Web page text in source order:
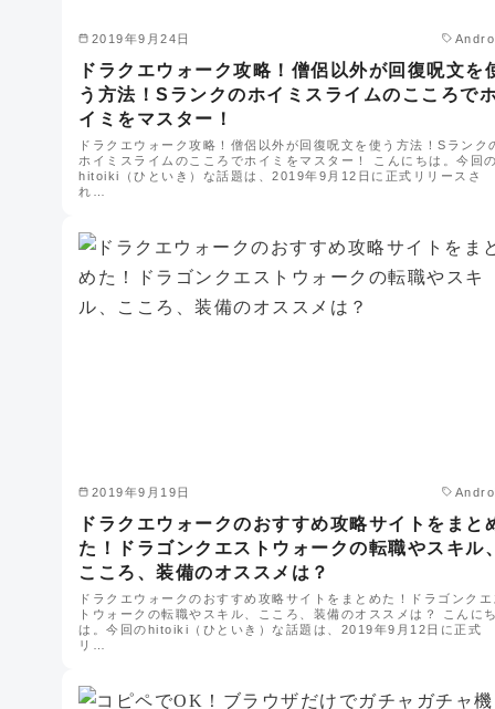
2019年9月24日
ドラクエウォーク攻略！僧侶以外が回復呪文を
う方法！Sランクのホイミスライムのこころで
イミをマスター！
ドラクエウォーク攻略！僧侶以外が回復呪文を使う方法！Sランク
ホイミスライムのこころでホイミをマスター！ こんにちは。今回の
hitoiki（ひといき）な話題は、2019年9月12日に正式リリースさ
れ…
2019年9月19日
ドラクエウォークのおすすめ攻略サイトをまと
た！ドラゴンクエストウォークの転職やスキル、
こころ、装備のオススメは？
ドラクエウォークのおすすめ攻略サイトをまとめた！ドラゴンクエ
トウォークの転職やスキル、こころ、装備のオススメは？ こんにち
は。今回のhitoiki（ひといき）な話題は、2019年9月12日に正式
リ…